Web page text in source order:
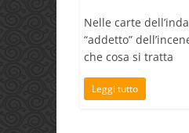
Nelle carte
“addetto”
che cosa si tratta
Leggi tutto